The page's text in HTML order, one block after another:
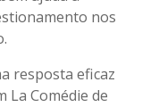
nos
resposta eficaz
La Comédie de